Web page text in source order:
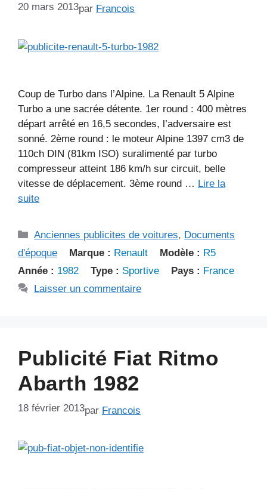
20 mars 2013par Francois
Coup de Turbo dans l’Alpine. La Renault 5 Alpine
Turbo a une sacrée détente. 1er round : 400 mètres
départ arrêté en 16,5 secondes, l’adversaire est
sonné. 2ème round : le moteur Alpine 1397 cm3 de
110ch DIN (81km ISO) suralimenté par turbo
compresseur atteint 186 km/h sur circuit, belle
vitesse de déplacement. 3ème round … Lire la
suite
Catégories
Anciennes publicites de voitures, Documents
d'époque
Marque : Renault Modèle : R5
Année : 1982 Type : Sportive Pays : France
Laisser un commentaire
Publicité Fiat Ritmo
Abarth 1982
18 février 2013par Francois